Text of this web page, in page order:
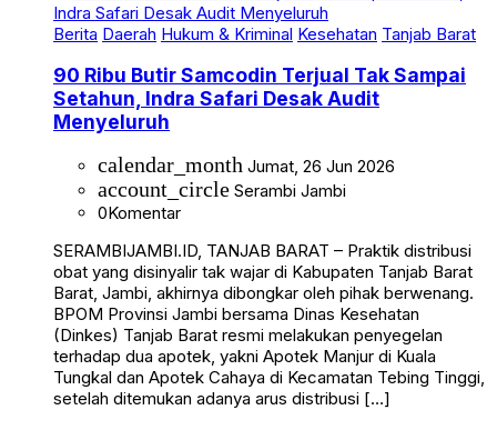
Berita Daerah Hukum & Kriminal Kesehatan
Setahun, Indra Safari Desak Audit
Menyeluruh
account_circleSerambi Jambi
0Komentar
obat yang disinyalir tak wajar di Kabupaten Tanjab Barat
Barat, Jambi, akhirnya dibongkar oleh pihak berwenang.
BPOM Provinsi Jambi bersama Dinas Kesehatan
(Dinkes) Tanjab Barat resmi melakukan penyegelan
terhadap dua apotek, yakni Apotek Manjur di Kuala
Tungkal dan Apotek Cahaya di Kecamatan Tebing Tinggi,
setelah ditemukan adanya arus distribusi […]